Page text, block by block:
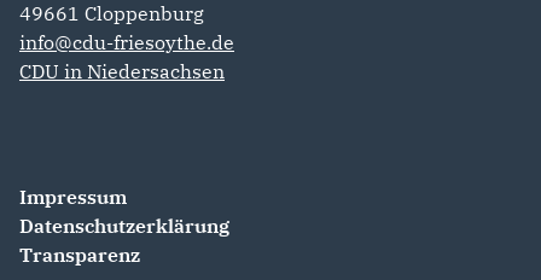
49661 Cloppenburg
info@cdu-friesoythe.de
CDU in Niedersachsen
Impressum
Datenschutzerklärung
Transparenz